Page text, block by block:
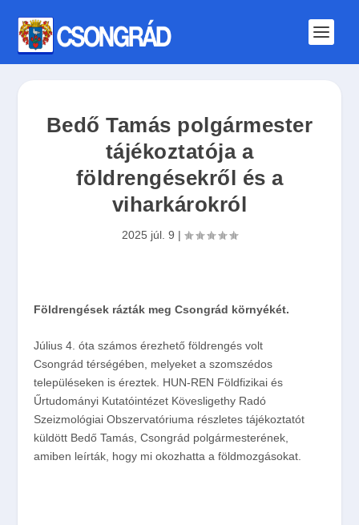
Bedő Tamás polgármester
tájékoztatója a
földrengésekről és a
viharkárokról
2025 júl. 9 |
Földrengések rázták meg Csongrád környékét.
Július 4. óta számos érezhető földrengés volt
Csongrád térségében, melyeket a szomszédos
településeken is éreztek. HUN-REN Földfizikai és
Űrtudományi Kutatóintézet Kövesligethy Radó
Szeizmológiai Obszervatóriuma részletes tájékoztatót
küldött Bedő Tamás, Csongrád polgármesterének,
amiben leírták, hogy mi okozhatta a földmozgásokat.